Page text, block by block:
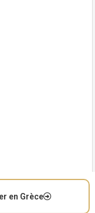
en Grèce